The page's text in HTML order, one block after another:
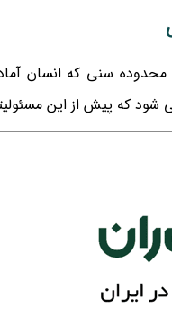
سنی که انسان
که پیش از این